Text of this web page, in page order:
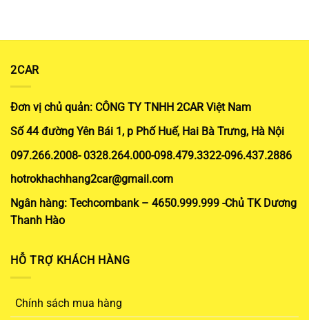
2CAR
Đơn vị chủ quản: CÔNG TY TNHH 2CAR Việt Nam
Số 44 đường Yên Bái 1, p Phố Huế, Hai Bà Trưng, Hà Nội
097.266.2008- 0328.264.000-098.479.3322-096.437.2886
hotrokhachhang2car@gmail.com
Ngân hàng: Techcombank – 4650.999.999 -Chủ TK Dương
Thanh Hào
HỖ TRỢ KHÁCH HÀNG
Chính sách mua hàng